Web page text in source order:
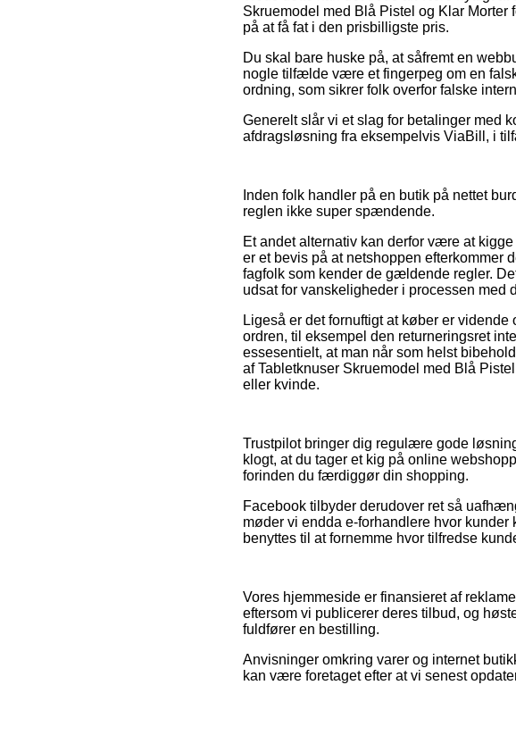
Skruemodel med Blå Pistel og Klar
på at få fat i den prisbilligste pris.
Du skal bare huske på, at såfremt en
nogle tilfælde være et fingerpeg om en
ordning, som sikrer folk overfor falske
Generelt slår vi et slag for betalinger med
afdragsløsning fra eksempelvis ViaBill, i
Inden folk handler på en butik på nettet
reglen ikke super spændende.
Et andet alternativ kan derfor være at
er et bevis på at netshoppen efterkommer
fagfolk som kender de gældende regler.
udsat for vanskeligheder i processen med
Ligeså er det fornuftigt at køber er
ordren, til eksempel den returneringsret
essesentielt, at man når som helst
af Tabletknuser Skruemodel med Blå
eller kvinde.
Trustpilot bringer dig regulære gode
klogt, at du tager et kig på online
forinden du færdiggør din shopping.
Facebook tilbyder derudover ret så
møder vi endda e-forhandlere hvor
benyttes til at fornemme hvor tilfredse
Vores hjemmeside er finansieret af
eftersom vi publicerer deres tilbud, og
fuldfører en bestilling.
Anvisninger omkring varer og internet
kan være foretaget efter at vi senest